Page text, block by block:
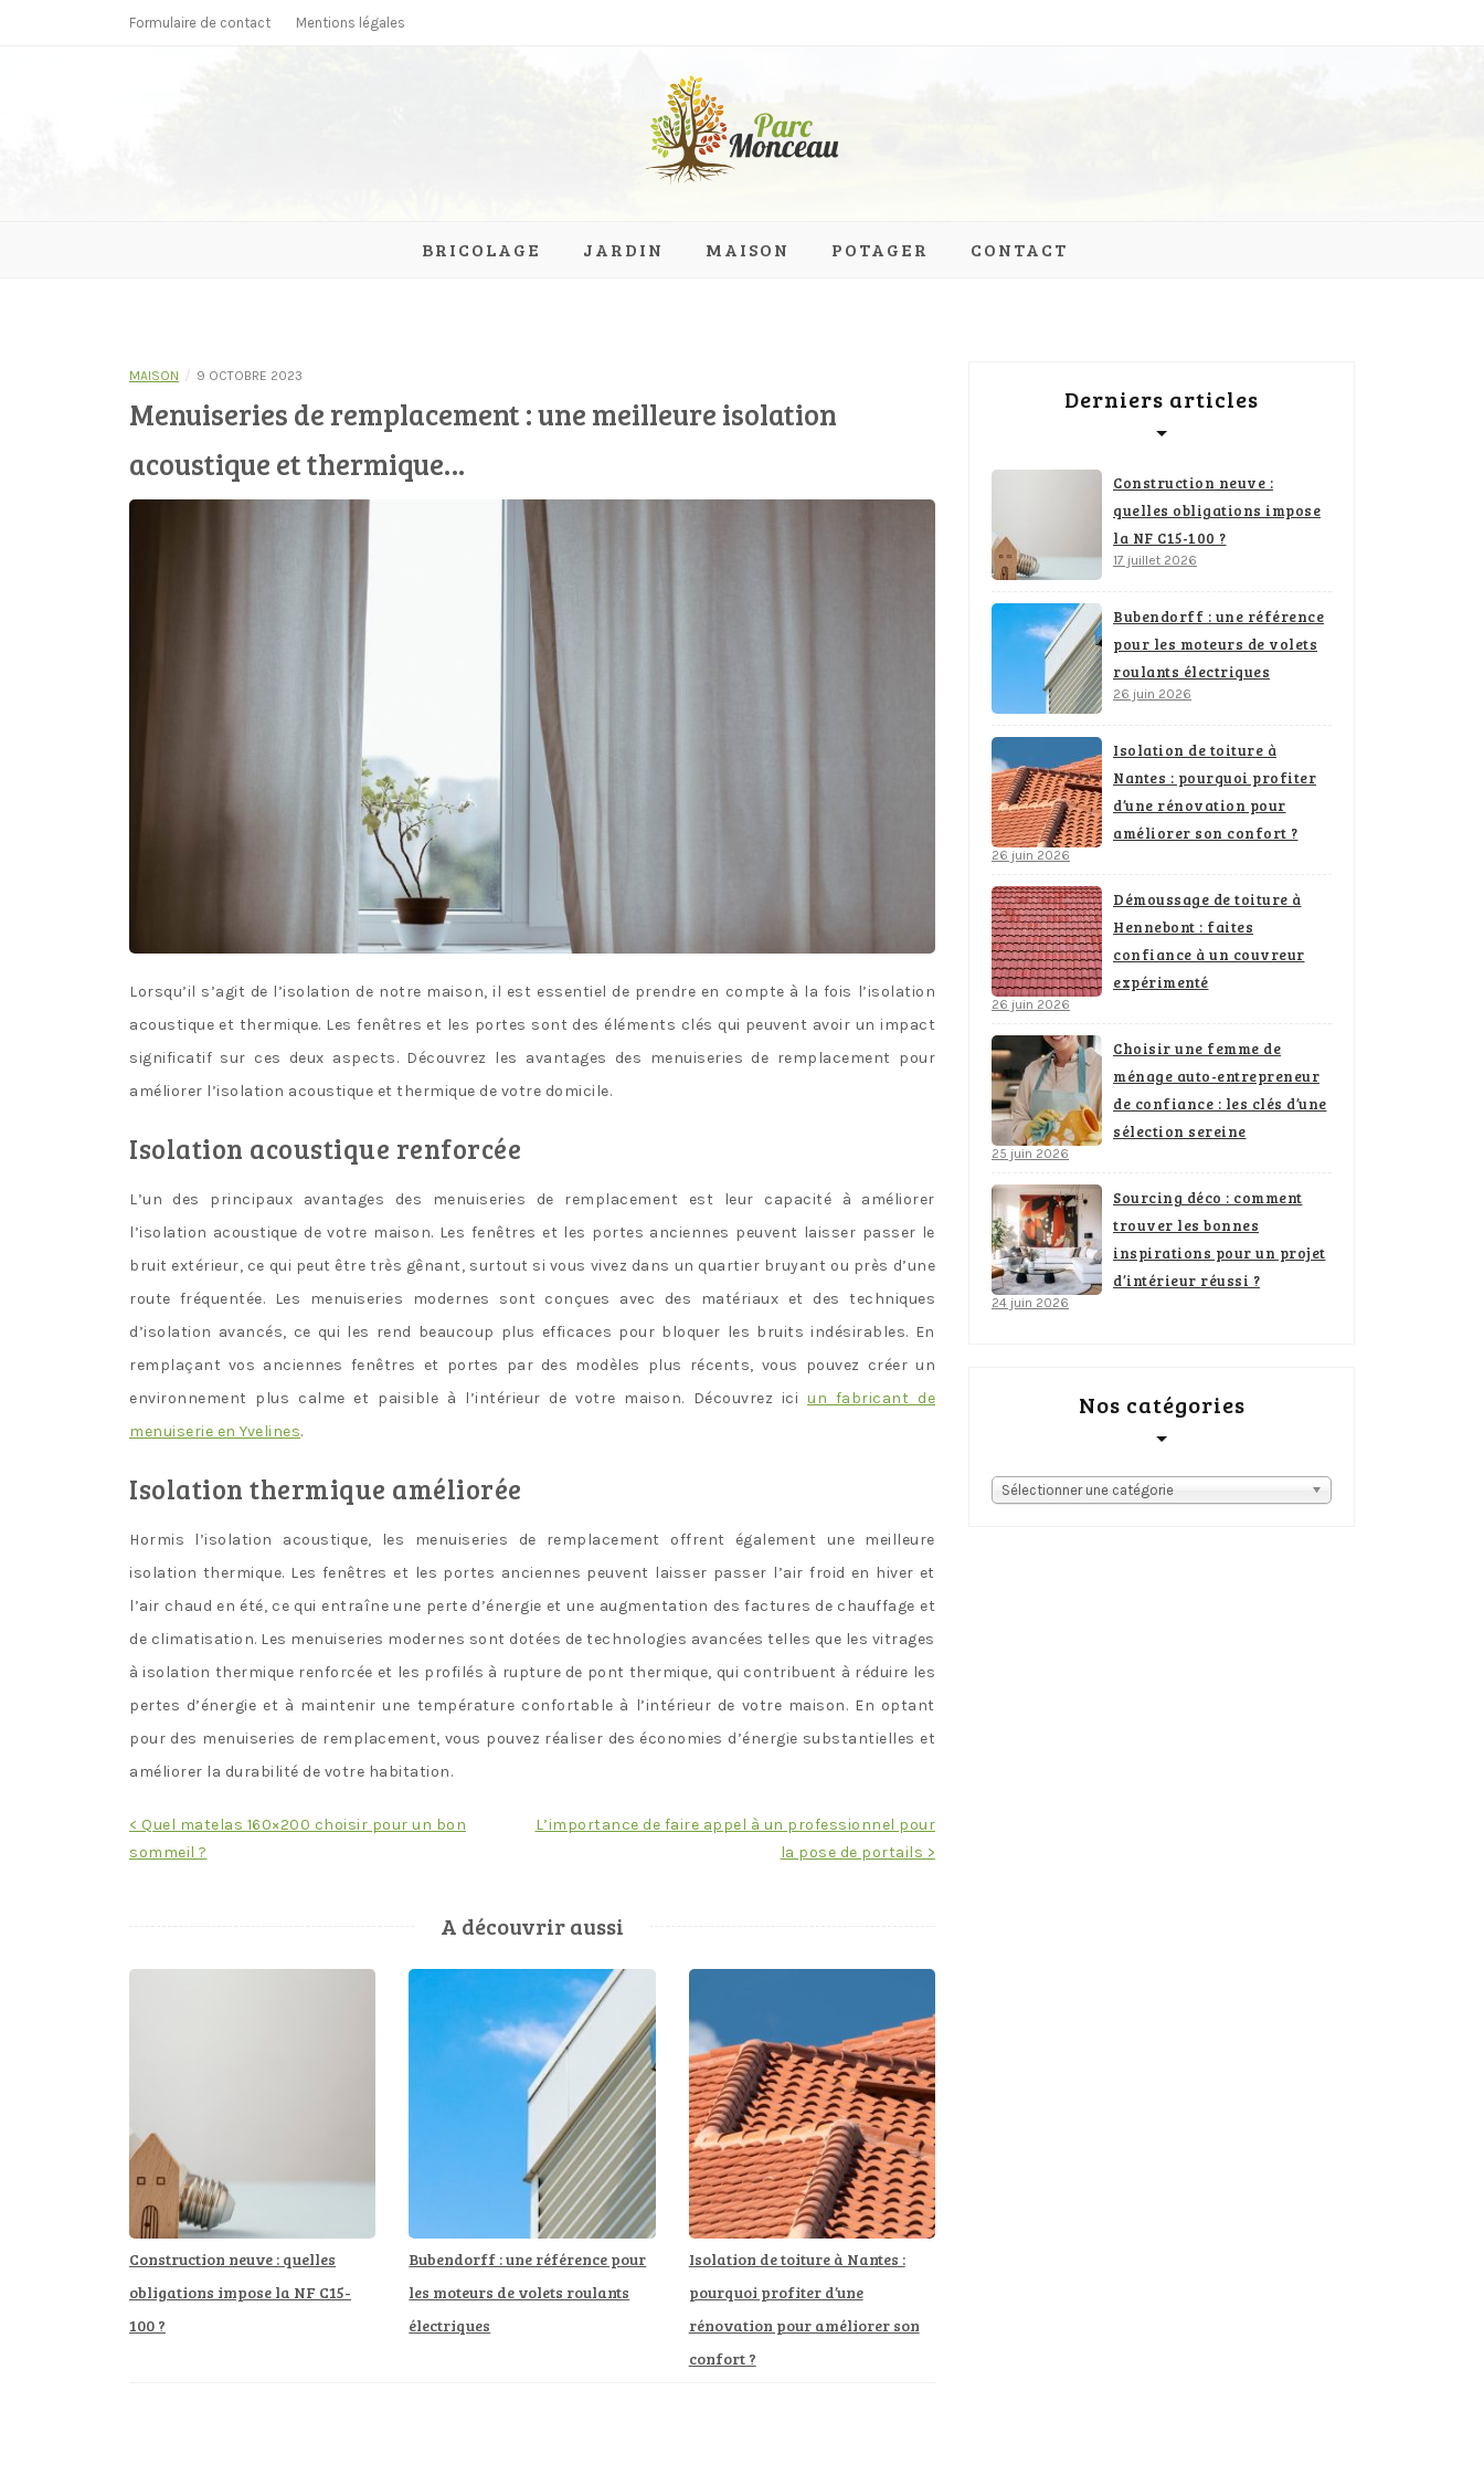
Formulaire de contact Mentions légales
parcmonceau.org
BRICOLAGE JARDIN MAISON POTAGER CONTACT
MAISON / 9 OCTOBRE 2023
Menuiseries de remplacement : une meilleure isolation
acoustique et thermique…
Lorsqu’il s’agit de l’isolation de notre maison, il est essentiel de prendre en compte à la fois l’isolation
acoustique et thermique. Les fenêtres et les portes sont des éléments clés qui peuvent avoir un impact
significatif sur ces deux aspects. Découvrez les avantages des menuiseries de remplacement pour
améliorer l’isolation acoustique et thermique de votre domicile.
Isolation acoustique renforcée
L’un des principaux avantages des menuiseries de remplacement est leur capacité à améliorer
l’isolation acoustique de votre maison. Les fenêtres et les portes anciennes peuvent laisser passer le
bruit extérieur, ce qui peut être très gênant, surtout si vous vivez dans un quartier bruyant ou près d’une
route fréquentée. Les menuiseries modernes sont conçues avec des matériaux et des techniques
d’isolation avancés, ce qui les rend beaucoup plus efficaces pour bloquer les bruits indésirables. En
remplaçant vos anciennes fenêtres et portes par des modèles plus récents, vous pouvez créer un
environnement plus calme et paisible à l’intérieur de votre maison. Découvrez ici un fabricant de
menuiserie en Yvelines.
Isolation thermique améliorée
Hormis l’isolation acoustique, les menuiseries de remplacement offrent également une meilleure
isolation thermique. Les fenêtres et les portes anciennes peuvent laisser passer l’air froid en hiver et
l’air chaud en été, ce qui entraîne une perte d’énergie et une augmentation des factures de chauffage et
de climatisation. Les menuiseries modernes sont dotées de technologies avancées telles que les vitrages
à isolation thermique renforcée et les profilés à rupture de pont thermique, qui contribuent à réduire les
pertes d’énergie et à maintenir une température confortable à l’intérieur de votre maison. En optant
pour des menuiseries de remplacement, vous pouvez réaliser des économies d’énergie substantielles et
améliorer la durabilité de votre habitation.
Navigation
de
< Quel matelas 160×200 choisir pour un bon
sommeil ?
L’importance de faire appel à un professionnel pour
la pose de portails >
A découvrir aussi
Construction neuve : quelles
obligations impose la NF C15-
100 ?
Bubendorff : une référence pour
les moteurs de volets roulants
électriques
Isolation de toiture à Nantes :
pourquoi profiter d’une
rénovation pour améliorer son
confort ?
Derniers articles
Construction neuve :
quelles obligations impose
la NF C15-100 ?
17 juillet 2026
Bubendorff : une référence
pour les moteurs de volets
roulants électriques
26 juin 2026
Isolation de toiture à
Nantes : pourquoi profiter
d’une rénovation pour
améliorer son confort ?
26 juin 2026
Démoussage de toiture à
Hennebont : faites
confiance à un couvreur
expérimenté
26 juin 2026
Choisir une femme de
ménage auto-entrepreneur
de confiance : les clés d’une
sélection sereine
25 juin 2026
Sourcing déco : comment
trouver les bonnes
inspirations pour un projet
d’intérieur réussi ?
24 juin 2026
Nos catégories
Sélectionner une catégorie